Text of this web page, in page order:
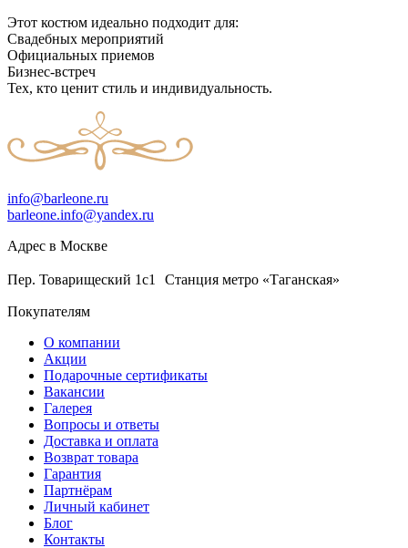
Этот костюм идеально подходит для:
Свадебных мероприятий
Официальных приемов
Бизнес-встреч
Тех, кто ценит стиль и индивидуальность.
info@barleone.ru
barleone.info@yandex.ru
Адрес в Москве
Пер. Товарищеский 1с1 Станция метро «Таганская»
Покупателям
О компании
Акции
Подарочные сертификаты
Вакансии
Галерея
Вопросы и ответы
Доставка и оплата
Возврат товара
Гарантия
Партнёрам
Личный кабинет
Блог
Контакты